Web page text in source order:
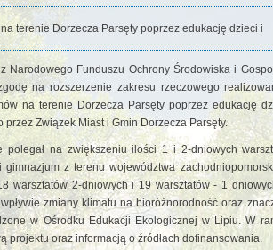
terenie Dorzecza Parsęty poprzez edukację dzieci i
Narodowego Funduszu Ochrony Środowiska i
na rozszerzenie zakresu rzeczowego
na terenie Dorzecza Parsęty poprzez edukację
przez Związek Miast i Gmin Dorzecza Parsęty.
polegał na zwiększeniu ilości 1 i 2-dniowych
z terenu województwa
warsztatów 2-dniowych i 19 warsztatów - 1
zmiany klimatu na bioróżnorodność oraz
w Ośrodku Edukacji Ekologicznej w Lipiu. W
projektu oraz informacją o źródłach dofinansowania.